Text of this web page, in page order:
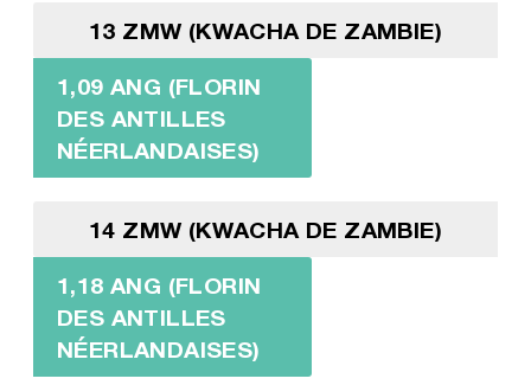
13 ZMW (KWACHA DE ZAMBIE)
1,09 ANG (FLORIN
DES ANTILLES
NÉERLANDAISES)
14 ZMW (KWACHA DE ZAMBIE)
1,18 ANG (FLORIN
DES ANTILLES
NÉERLANDAISES)